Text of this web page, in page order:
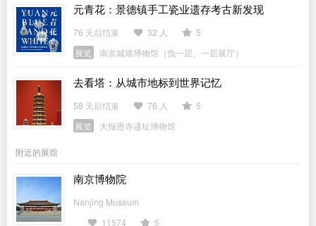
元青花：景德镇手工瓷业遗存考古新发现
76 天后结束 32 人
5
展览
南京城墙博物馆（负一层、一层展厅）
去看塔：从城市地标到世界记忆
58 天后结束 76 人
5
展览
大报恩寺遗址博物馆
附近的展馆
南京博物院
Nanjing Museum
11574
5